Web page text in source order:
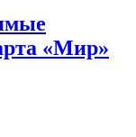
«Мир»